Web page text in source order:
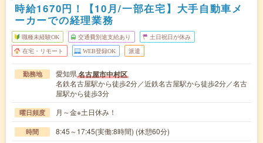
時給1670円！【10月/一部在宅】大手自動車メ
ーカーでの経理業務
職種未経験OK 交通費別途支給あり 土日祝日が休み
在宅・リモート WEB登録OK 派遣
勤務地 愛知県名古屋市中村区
名鉄名古屋駅から徒歩2分／近鉄名古屋駅から徒歩2分／名古
屋駅から徒歩3分
曜日頻度 月～金※土日休み！
時間 8:45～17:45(実働:8時間) (休憩60分)